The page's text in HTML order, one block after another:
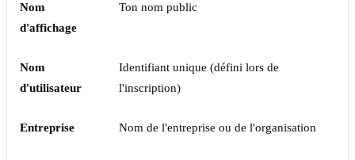
Nom
d'affichage
Ton nom public
Nom
d'utilisateur
Identifiant unique (défini lors de
l'inscription)
Entreprise Nom de l'entreprise ou de l'organisation